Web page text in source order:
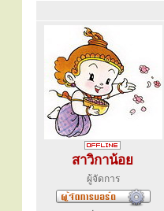
สาวิกาน้อย
ผู้จัดการ